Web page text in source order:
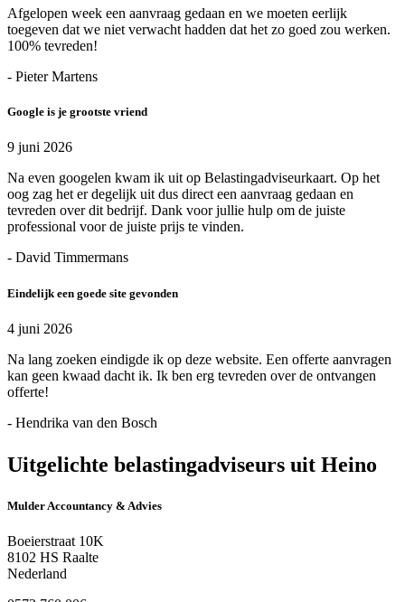
Afgelopen week een aanvraag gedaan en we moeten eerlijk
toegeven dat we niet verwacht hadden dat het zo goed zou werken.
100% tevreden!
- Pieter Martens
Google is je grootste vriend
9 juni 2026
Na even googelen kwam ik uit op Belastingadviseurkaart. Op het
oog zag het er degelijk uit dus direct een aanvraag gedaan en
tevreden over dit bedrijf. Dank voor jullie hulp om de juiste
professional voor de juiste prijs te vinden.
- David Timmermans
Eindelijk een goede site gevonden
4 juni 2026
Na lang zoeken eindigde ik op deze website. Een offerte aanvragen
kan geen kwaad dacht ik. Ik ben erg tevreden over de ontvangen
offerte!
- Hendrika van den Bosch
Uitgelichte belastingadviseurs uit Heino
Mulder Accountancy & Advies
Boeierstraat 10K
8102 HS Raalte
Nederland